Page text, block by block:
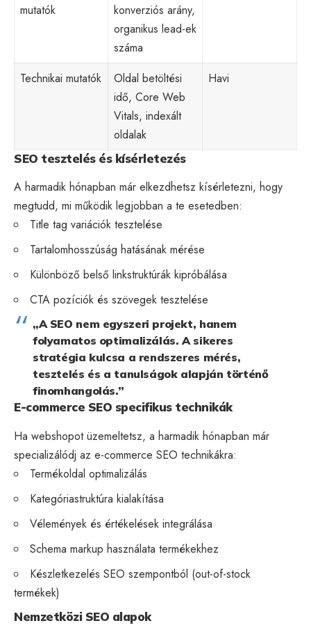
mutatók
konverziós arány,
organikus lead-ek
száma
Technikai mutatók
Oldal betöltési
idő, Core Web
Vitals, indexált
oldalak
Havi
SEO tesztelés és kísérletezés
A harmadik hónapban már elkezdhetsz kísérletezni, hogy
megtudd, mi működik legjobban a te esetedben:
Title tag variációk tesztelése
Tartalomhosszúság hatásának mérése
Különböző belső linkstruktúrák kipróbálása
CTA pozíciók és szövegek tesztelése
„A SEO nem egyszeri projekt, hanem
folyamatos optimalizálás. A sikeres
stratégia kulcsa a rendszeres mérés,
tesztelés és a tanulságok alapján történő
finomhangolás.”
E-commerce SEO specifikus technikák
Ha webshopot üzemeltetsz, a harmadik hónapban már
specializálódj az e-commerce SEO technikákra:
Termékoldal optimalizálás
Kategóriastruktúra kialakítása
Vélemények és értékelések integrálása
Schema markup használata termékekhez
Készletkezelés SEO szempontból (out-of-stock
termékek)
Nemzetközi SEO alapok